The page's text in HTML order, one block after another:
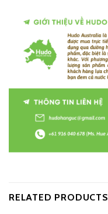
RELATED PRODUCTS